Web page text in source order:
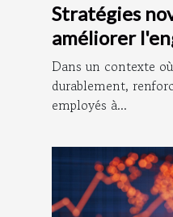
Stratégies
améliorer
employés à
Dans un contexte
durablement,
employés à...